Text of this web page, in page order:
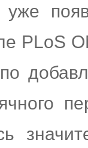
PLoS